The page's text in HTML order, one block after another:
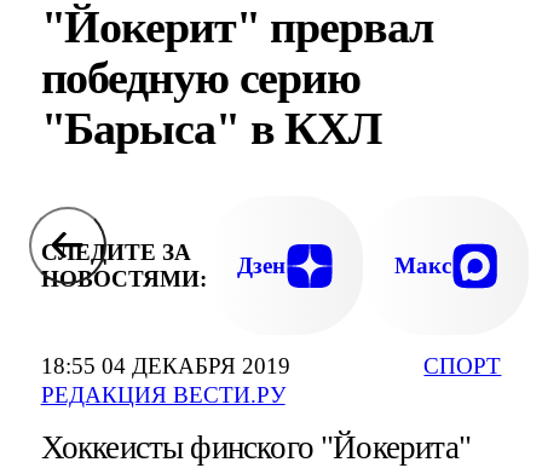
18:55 04 ДЕКАБРЯ 2019
РЕДАКЦИЯ ВЕСТИ.РУ
СПОРТ
"Йокерит" прервал
победную серию
"Барыса" в КХЛ
СЛЕДИТЕ ЗА
НОВОСТЯМИ:
Дзен Макс
Хоккеисты финского "Йокерита"